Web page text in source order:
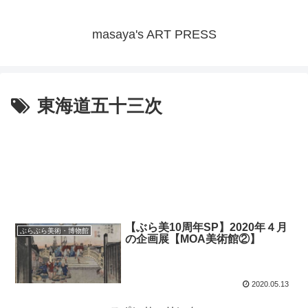
masaya's ART PRESS
東海道五十三次
ぶらぶら美術・博物館
【ぶら美10周年SP】2020年４月
の企画展【MOA美術館②】
2020.05.13